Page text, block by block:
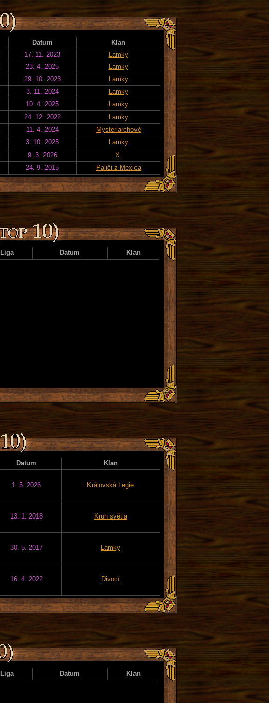
Datum
Klan
17. 11. 2023
Lamky
23. 4. 2025
Lamky
29. 10. 2023
Lamky
3. 11. 2024
Lamky
10. 4. 2025
Lamky
24. 12. 2022
Lamky
11. 4. 2024
Mysteriarchové
3. 10. 2025
Lamky
9. 3. 2026
X.
24. 9. 2015 Paliči z Mexica
Liga Datum Klan
Datum Klan
1. 5. 2026 Královská Legie
13. 1. 2018 Kruh světla
30. 5. 2017 Lamky
16. 4. 2022 Divocí
Liga Datum Klan